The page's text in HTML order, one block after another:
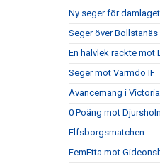
Ny seger för
Seger över Bollstanäs
En halvlek räckte mot
Seger mot Värmdö IF
Avancemang i
0 Poäng mot
Elfsborgsmatchen
FemEtta mot